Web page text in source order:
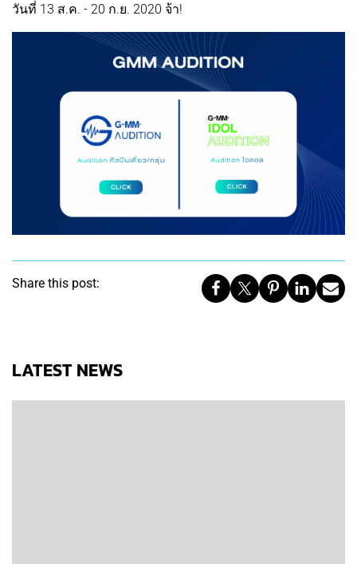
วันที่ 13 ส.ค. - 20 ก.ย. 2020 จ้า!
Share this post:
LATEST NEWS